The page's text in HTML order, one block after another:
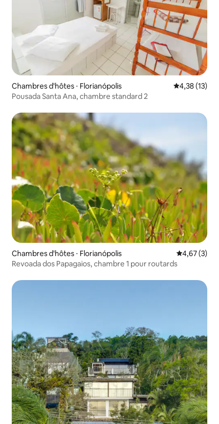
Chambres d'hôtes ⋅ Florianópolis Évaluation
4,38 (13)
Pousada Santa Ana, chambre standard 2
Chambres d'hôtes ⋅ Florianópolis Évaluation
4,67 (3)
Revoada dos Papagaios, chambre 1 pour routards